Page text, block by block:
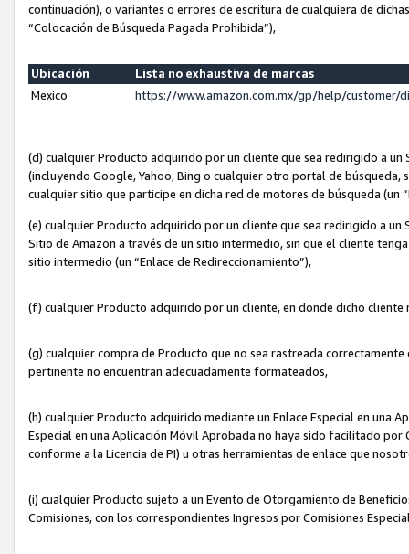
continuación), o variantes o errores de escritura de cualquiera de
“Colocación de Búsqueda Pagada Prohibida”),
Ubicación
Lista no exhaustiva de marcas
Mexico
https://www.amazon.com.mx/gp/help/customer/
(d) cualquier Producto adquirido por un cliente que sea redirigido a
(incluyendo Google, Yahoo, Bing o cualquier otro portal de
cualquier sitio que participe en dicha red de motores de búsqueda (un
(e) cualquier Producto adquirido por un cliente que sea redirigido a un
Sitio de Amazon a través de un sitio intermedio, sin que el cliente
sitio intermedio (un “Enlace de Redireccionamiento”),
(f) cualquier Producto adquirido por un cliente, en donde dicho
(g) cualquier compra de Producto que no sea rastreada
pertinente no encuentran adecuadamente formateados,
(h) cualquier Producto adquirido mediante un Enlace Especial en una
Especial en una Aplicación Móvil Aprobada no haya sido facilitado
conforme a la Licencia de PI) u otras herramientas de enlace que
(i) cualquier Producto sujeto a un Evento de Otorgamiento de
Comisiones, con los correspondientes Ingresos por Comisiones